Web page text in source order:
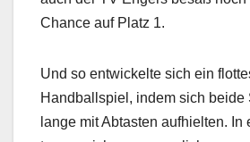
Chance auf Platz 1.
Und so entwickelte sich ein
Handballspiel, indem sich beide
lange mit Abtasten aufhielten. In